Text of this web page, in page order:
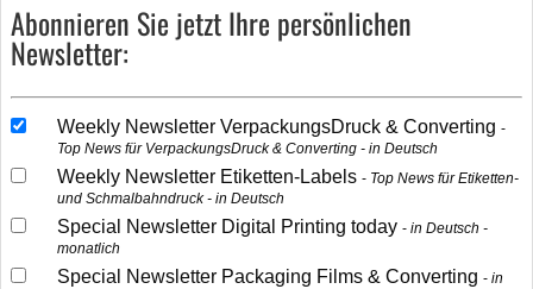
Abonnieren Sie jetzt Ihre persönlichen
Newsletter:
Weekly Newsletter VerpackungsDruck & Converting
Top News für VerpackungsDruck & Converting - in Deutsch
Weekly Newsletter Etiketten-Labels
Top News für Etiketten-
und Schmalbahndruck - in Deutsch
Special Newsletter Digital Printing today
in Deutsch -
monatlich
Special Newsletter Packaging Films & Converting
in